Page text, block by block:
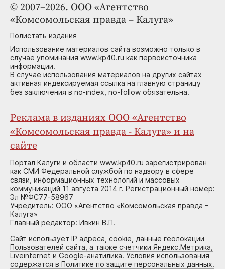
© 2007–2026. ООО «Агентство
«Комсомольская правда – Калуга»
Полистать издания
Использование материалов сайта возможно только в
случае упоминания www.kp40.ru как первоисточника
информации.
В случае использования материалов на других сайтах
активная индексируемая ссылка на главную страницу
без заключения в no-index, no-follow обязательна.
Реклама в изданиях ООО «Агентство
«Комсомольская правда - Калуга» и на
сайте
Портал Калуги и области www.kp40.ru зарегистрирован
как СМИ Федеральной службой по надзору в сфере
связи, информационных технологий и массовых
коммуникаций 11 августа 2014 г. Регистрационный номер:
Эл №ФС77-58967
Учредитель: ООО «Агентство «Комсомольская правда –
Калуга»
Главный редактор: Ивкин В.П.
Сайт использует IP адреса, cookie, данные геолокации
Пользователей сайта, а также счетчики Яндекс.Метрика,
Liveinternet и Google-анатилика. Условия использования
содержатся в Политике по защите персональных данных.